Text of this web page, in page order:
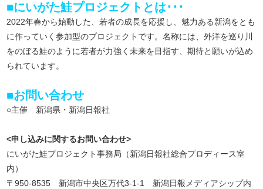
■にいがた鮭プロジェクトとは･･･
2022年春から始動した、若者の成長を応援し、魅力ある新潟をとも
に作っていく参加型のプロジェクトです。名称には、外洋を巡り川
をのぼる鮭のように若者が力強く未来を目指す、期待と願いが込め
られています。
■お問い合わせ
○主催 新潟県・新潟日報社
<申し込みに関するお問い合わせ>
にいがた鮭プロジェクト事務局（新潟日報社総合プロディース室
内）
〒950-8535 新潟市中央区万代3-1-1 新潟日報メディアシップ内